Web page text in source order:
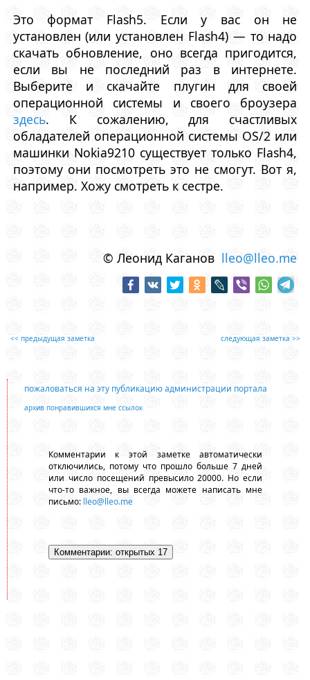
Это формат Flash5. Если у вас он не
установлен (или установлен Flash4) — то надо
скачать обновление, оно всегда пригодится,
если вы не последний раз в интернете.
Выберите и скачайте плугин для своей
операционной системы и своего броузера
здесь. К сожалению, для счастливых
обладателей операционной системы OS/2 или
машинки Nokia9210 существует только Flash4,
поэтому они посмотреть это не смогут. Вот я,
например. Хожу смотреть к сестре.
© Леонид Каганов lleo@lleo.me
<< предыдущая заметка следующая заметка >>
пожаловаться на эту публикацию администрации портала
архив понравившихся мне ссылок
Комментарии к этой заметке автоматически
отключились, потому что прошло больше 7 дней
или число посещений превысило 20000. Но если
что-то важное, вы всегда можете написать мне
письмо: lleo@lleo.me